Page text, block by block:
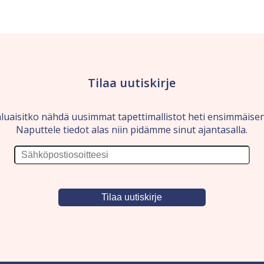
Tilaa uutiskirje
nähdä uusimmat tapettimallistot heti
Naputtele tiedot alas niin pidämme sinut ajantasalla.